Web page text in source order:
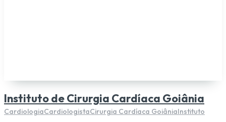
Instituto de Cirurgia Cardíaca Goiânia
CardiologiaCardiologistaCirurgia Cardíaca GoiâniaInstituto